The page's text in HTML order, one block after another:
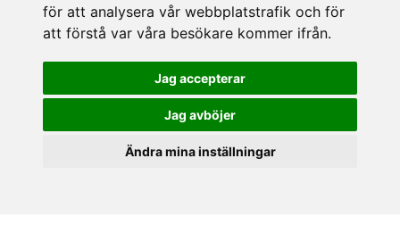
för att analysera vår webbplatstrafik och för
att förstå var våra besökare kommer ifrån.
Jag accepterar
Jag avböjer
Ändra mina inställningar